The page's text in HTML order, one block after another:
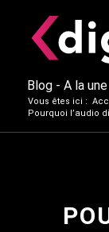
Blog - A la une
Vous êtes ici :
Pourquoi l’audio